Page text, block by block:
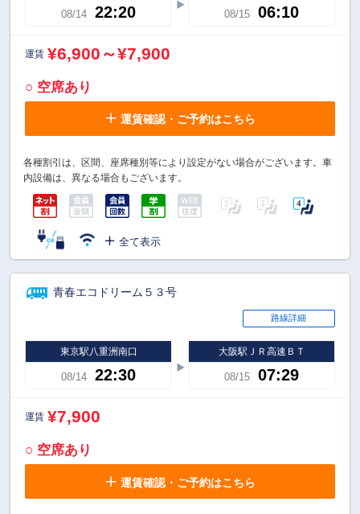
08/14 22:20 08/15 06:10
運賃 ¥6,900～¥7,900
○ 空席あり
運賃確認・ご予約はこちら
各種割引は、区間、座席種別等により設定がない場合がございます。車
内設備は、異なる場合もございます。
全て表示
青春エコドリーム５３号
路線詳細
東京駅八重洲南口
08/14 22:30
大阪駅ＪＲ高速ＢＴ
08/15 07:29
運賃 ¥7,900
○ 空席あり
運賃確認・ご予約はこちら